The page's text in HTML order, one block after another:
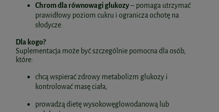
Chrom dla równowagi glukozy– pomaga utrzymać
prawidłowy poziom cukru i ogranicza ochotę na
słodycze.
Dla kogo?
Suplementacja może być szczególnie pomocna dla osób,
które:
chcą wspierać zdrowy metabolizm glukozy i
kontrolować masę ciała,
prowadzą dietę wysokowęglowodanową lub